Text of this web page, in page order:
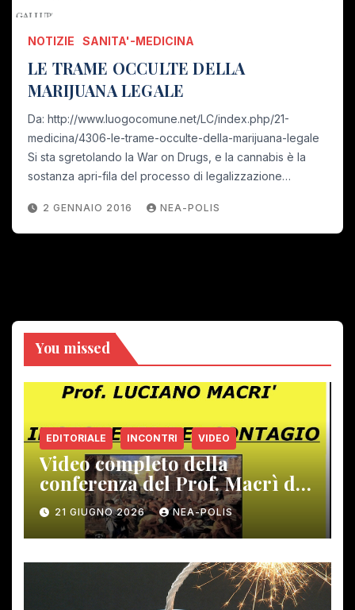
NOTIZIE SANITA'-MEDICINA
LE TRAME OCCULTE DELLA
MARIJUANA LEGALE
Da: http://www.luogocomune.net/LC/index.php/21-
medicina/4306-le-trame-occulte-della-marijuana-legale
Si sta sgretolando la War on Drugs, e la cannabis è la
sostanza apri-fila del processo di legalizzazione…
2 GENNAIO 2016 NEA-POLIS
You missed
EDITORIALE INCONTRI VIDEO
Video completo della
conferenza del Prof. Macrì del
12 giugno scorso
21 GIUGNO 2026 NEA-POLIS